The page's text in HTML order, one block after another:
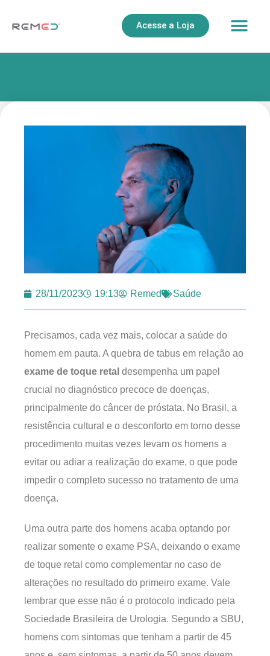
Acesse a Loja
28/11/2023 19:13 Remed Saúde
Precisamos, cada vez mais, colocar a saúde do
homem em pauta. A quebra de tabus em relação ao
exame de toque retal desempenha um papel
crucial no diagnóstico precoce de doenças,
principalmente do câncer de próstata. No Brasil, a
resistência cultural e o desconforto em torno desse
procedimento muitas vezes levam os homens a
evitar ou adiar a realização do exame, o que pode
impedir o completo sucesso no tratamento de uma
doença.
Uma outra parte dos homens acaba optando por
realizar somente o exame PSA, deixando o exame
de toque retal como complementar no caso de
alterações no resultado do primeiro exame. Vale
lembrar que esse não é o protocolo indicado pela
Sociedade Brasileira de Urologia. Segundo a SBU,
homens com sintomas que tenham a partir de 45